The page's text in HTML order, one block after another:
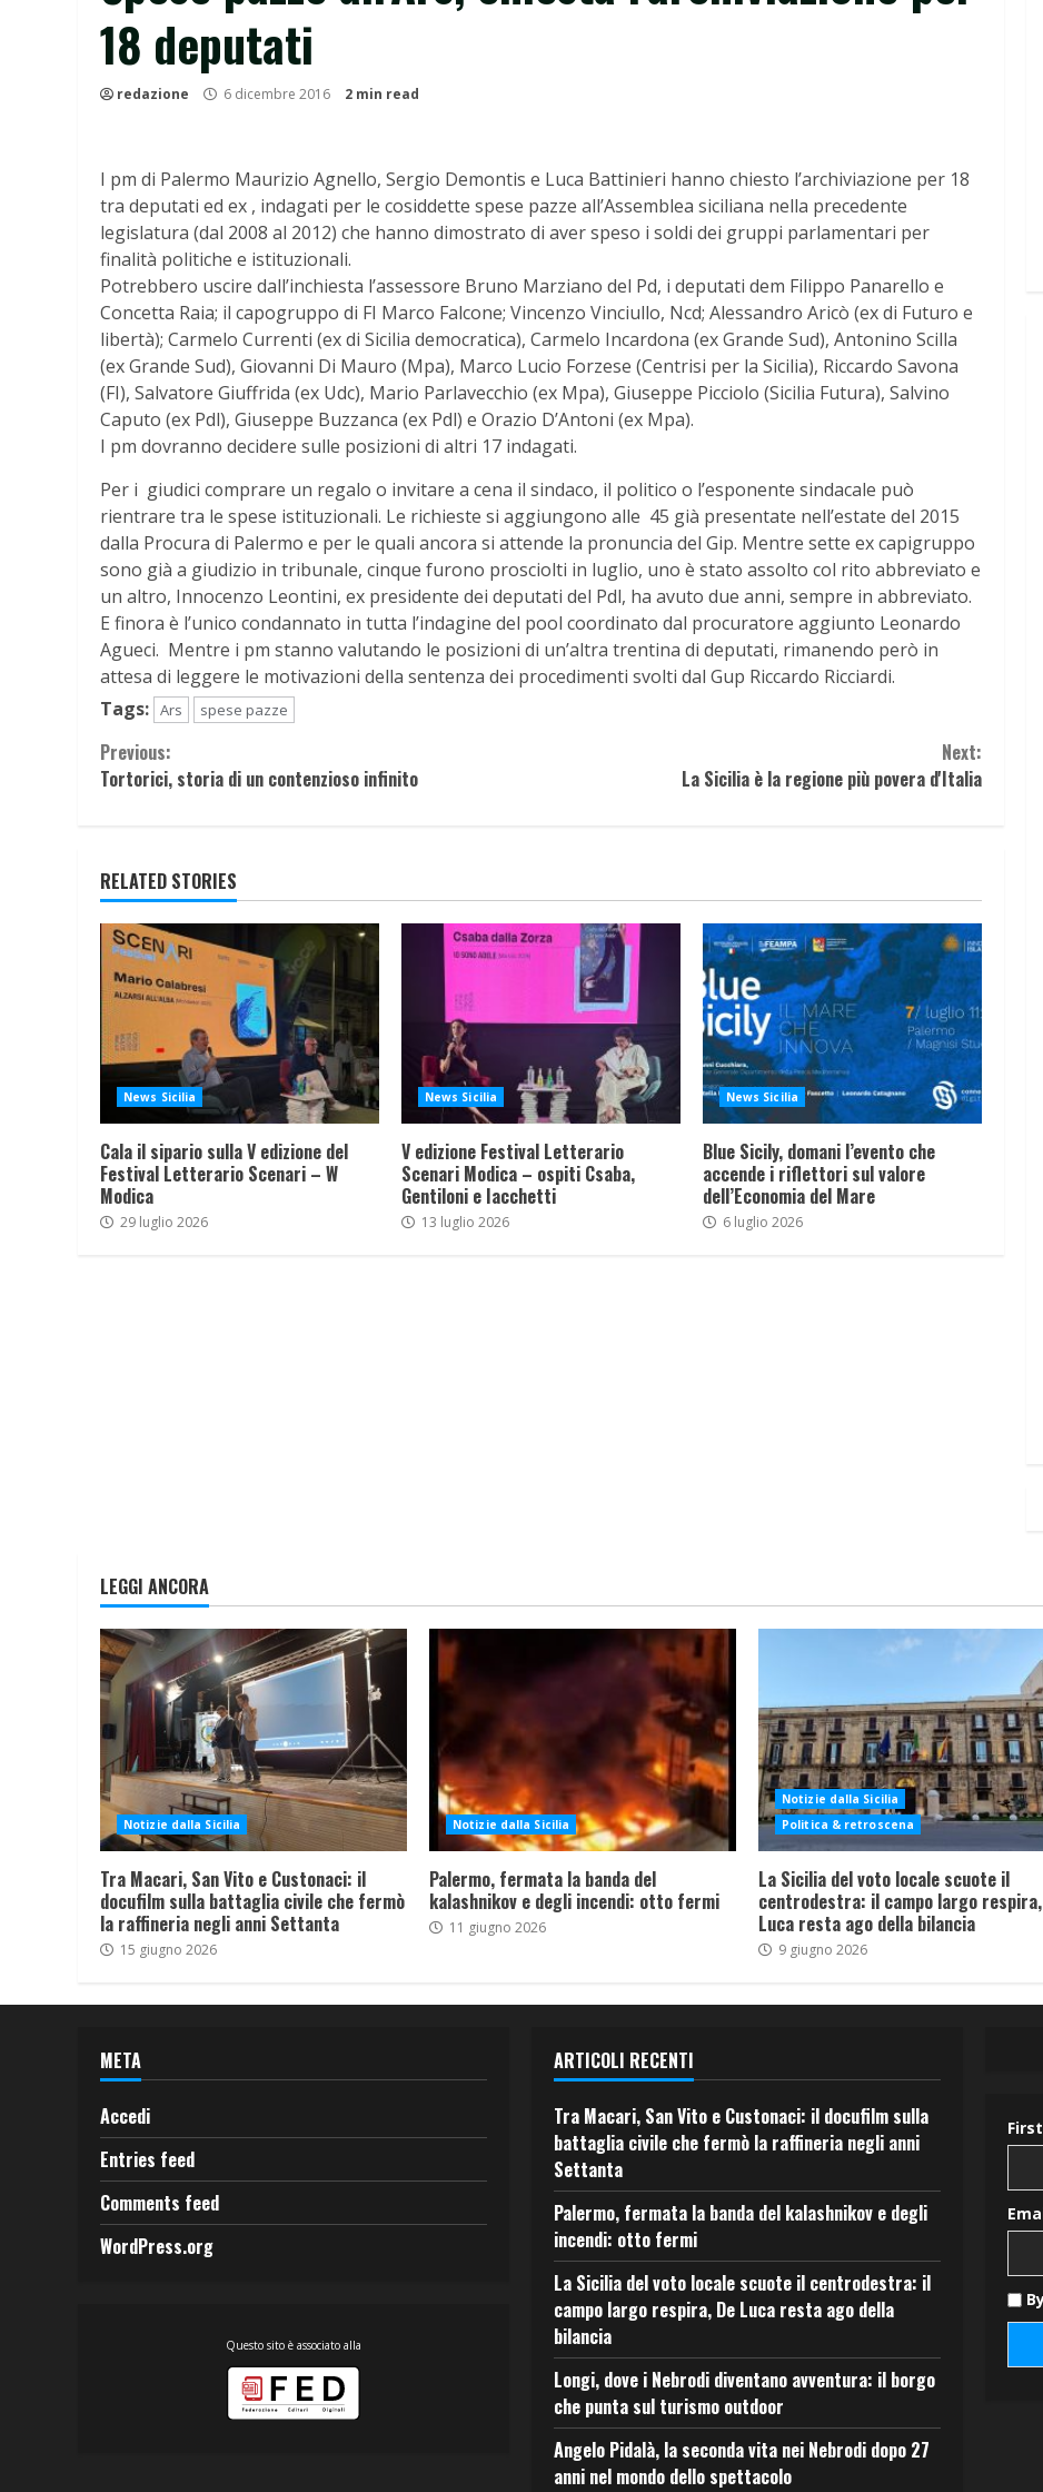
18 deputati
redazione 6 dicembre 2016 2 min read
I pm di Palermo Maurizio Agnello, Sergio Demontis e Luca Battinieri hanno chiesto l’archiviazione per 18
tra deputati ed ex , indagati per le cosiddette spese pazze all’Assemblea siciliana nella precedente
legislatura (dal 2008 al 2012) che hanno dimostrato di aver speso i soldi dei gruppi parlamentari per
finalità politiche e istituzionali.
Potrebbero uscire dall’inchiesta l’assessore Bruno Marziano del Pd, i deputati dem Filippo Panarello e
Concetta Raia; il capogruppo di FI Marco Falcone; Vincenzo Vinciullo, Ncd; Alessandro Aricò (ex di Futuro e
libertà); Carmelo Currenti (ex di Sicilia democratica), Carmelo Incardona (ex Grande Sud), Antonino Scilla
(ex Grande Sud), Giovanni Di Mauro (Mpa), Marco Lucio Forzese (Centrisi per la Sicilia), Riccardo Savona
(FI), Salvatore Giuffrida (ex Udc), Mario Parlavecchio (ex Mpa), Giuseppe Picciolo (Sicilia Futura), Salvino
Caputo (ex Pdl), Giuseppe Buzzanca (ex Pdl) e Orazio D’Antoni (ex Mpa).
I pm dovranno decidere sulle posizioni di altri 17 indagati.
Per i giudici comprare un regalo o invitare a cena il sindaco, il politico o l’esponente sindacale può
rientrare tra le spese istituzionali. Le richieste si aggiungono alle 45 già presentate nell’estate del 2015
dalla Procura di Palermo e per le quali ancora si attende la pronuncia del Gip. Mentre sette ex capigruppo
sono già a giudizio in tribunale, cinque furono prosciolti in luglio, uno è stato assolto col rito abbreviato e
un altro, Innocenzo Leontini, ex presidente dei deputati del Pdl, ha avuto due anni, sempre in abbreviato.
E finora è l’unico condannato in tutta l’indagine del pool coordinato dal procuratore aggiunto Leonardo
Agueci. Mentre i pm stanno valutando le posizioni di un’altra trentina di deputati, rimanendo però in
attesa di leggere le motivazioni della sentenza dei procedimenti svolti dal Gup Riccardo Ricciardi.
Tags: Ars spese pazze
Continue
Reading
Previous:
Tortorici, storia di un contenzioso infinito
Next:
La Sicilia è la regione più povera d'Italia
RELATED STORIES
News Sicilia
Cala il sipario sulla V edizione del
Festival Letterario Scenari – W
Modica
29 luglio 2026
News Sicilia
V edizione Festival Letterario
Scenari Modica – ospiti Csaba,
Gentiloni e Iacchetti
13 luglio 2026
News Sicilia
Blue Sicily, domani l’evento che
accende i riflettori sul valore
dell’Economia del Mare
6 luglio 2026
LEGGI ANCORA
Notizie dalla Sicilia
Tra Macari, San Vito e Custonaci: il
docufilm sulla battaglia civile che fermò
la raffineria negli anni Settanta
15 giugno 2026
Notizie dalla Sicilia
Palermo, fermata la banda del
kalashnikov e degli incendi: otto fermi
11 giugno 2026
Notizie dalla Sicilia
Politica & retroscena
La Sicilia del voto locale scuote il
centrodestra: il campo largo respira,
Luca resta ago della bilancia
9 giugno 2026
META
Accedi
Entries feed
Comments feed
WordPress.org
Questo sito è associato alla
ARTICOLI RECENTI
Tra Macari, San Vito e Custonaci: il docufilm sulla
battaglia civile che fermò la raffineria negli anni
Settanta
Palermo, fermata la banda del kalashnikov e degli
incendi: otto fermi
La Sicilia del voto locale scuote il centrodestra: il
campo largo respira, De Luca resta ago della
bilancia
Longi, dove i Nebrodi diventano avventura: il borgo
che punta sul turismo outdoor
Angelo Pidalà, la seconda vita nei Nebrodi dopo 27
anni nel mondo dello spettacolo